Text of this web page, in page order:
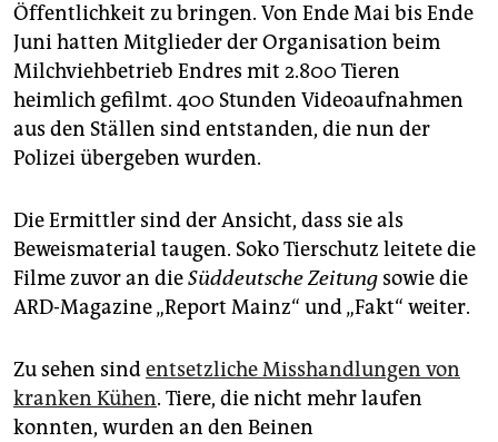
Öffentlichkeit zu bringen. Von Ende Mai bis Ende
Juni hatten Mitglieder der Organisation beim
Milchviehbetrieb Endres mit 2.800 Tieren
heimlich gefilmt. 400 Stunden Videoaufnahmen
aus den Ställen sind entstanden, die nun der
Polizei übergeben wurden.
Die Ermittler sind der Ansicht, dass sie als
Beweismaterial taugen. Soko Tierschutz leitete die
Filme zuvor an dieSüddeutsche Zeitung sowie die
ARD-Magazine „Report Mainz“ und „Fakt“ weiter.
Zu sehen sindentsetzliche Misshandlungen von
kranken Kühen. Tiere, die nicht mehr laufen
konnten, wurden an den Beinen